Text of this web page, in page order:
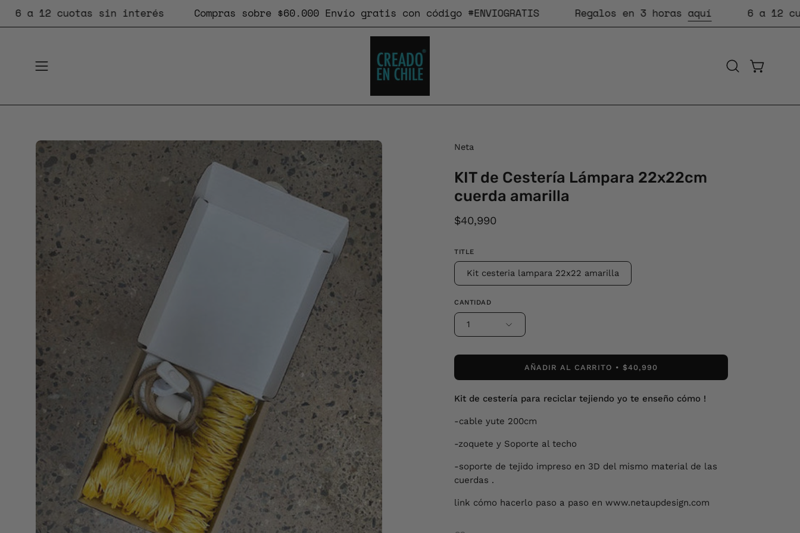
Saltar
12 cuotas sin interés Compras sobre $60.000Envío gratiscon código #ENVIOGRATIS Regalos en 3 horasaquí 6 a 12
Abrir
de
Abrir CARRO
Caja
de
luz
de
imagen
abierta
Caja
abierta
Neta
KIT de Cestería Lámpara 22x22cm
cuerda amarilla
$40,990
TITLE
Kit cesteria lampara 22x22 amarilla
CANTIDAD
1
AÑADIR AL CARRITO $40,990
Kit de cestería para reciclar tejiendo yo te enseño cómo !
-cable yute 200cm
-zoquete y Soporte al techo
-soporte de tejido impreso en 3D del mismo material de las
cuerdas .
link cómo hacerlo paso a paso en www.netaupdesign.com